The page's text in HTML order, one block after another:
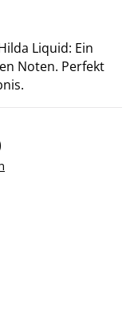
Liquid: Ein
Noten. Perfekt
5 Sternen
verfügbar.)
ist zurzeit nicht